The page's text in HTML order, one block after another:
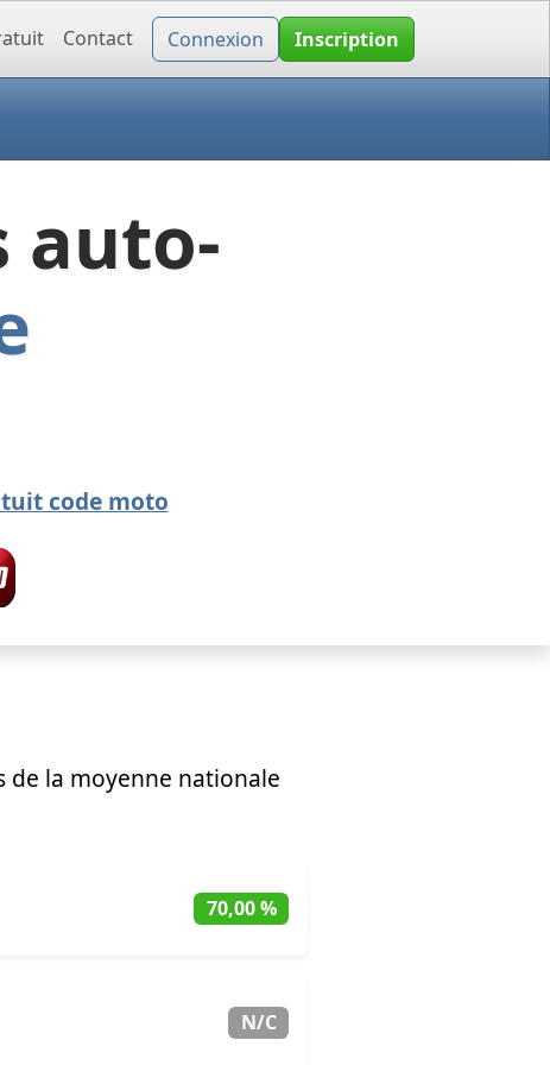
Contact Connexion Inscription
auto-
code moto
de la moyenne nationale
70,00 %
N/C